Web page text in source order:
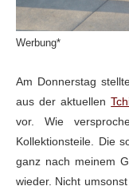
Werbung*
Am Donnerstag
aus der aktuellen
vor. Wie
Kollektionsteile. Die
ganz nach meinem
wieder. Nicht